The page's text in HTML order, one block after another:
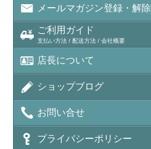
メールマガジン登録・解除
ご利用ガイド
支払い方法 / 配送方法 / 会社概要
店長について
ショップブログ
お問い合せ
プライバシーポリシー